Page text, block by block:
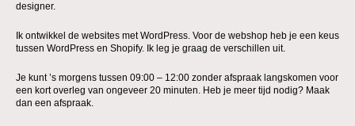
designer.
Ik ontwikkel de websites met WordPress. Voor de webshop heb je een keus
tussen WordPress en Shopify. Ik leg je graag de verschillen uit.
Je kunt ’s morgens tussen 09:00 – 12:00 zonder afspraak langskomen voor
een kort overleg van ongeveer 20 minuten. Heb je meer tijd nodig? Maak
dan een afspraak.